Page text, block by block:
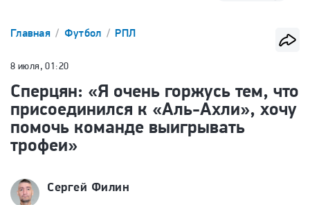
Главная Футбол РПЛ
8 июля, 01:20
Сперцян: «Я очень горжусь тем, что
присоединился к «Аль-Ахли», хочу
помочь команде выигрывать
трофеи»
Сергей Филин